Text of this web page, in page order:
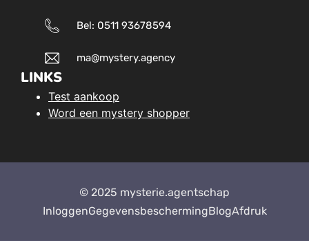
Bel: 0511 93678594
ma@mystery.agency
LINKS
Test aankoop
Word een mystery shopper
© 2025 mysterie.agentschap
InloggenGegevensbeschermingBlogAfdruk